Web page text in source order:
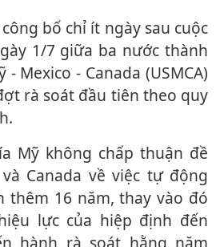
1/7 giữa ba nước thành
Mexico - Canada (USMCA)
rà soát đầu tiên theo quy
Canada về việc tự động
thêm 16 năm, thay vào đó
lực của hiệp định đến
hành rà soát hằng năm